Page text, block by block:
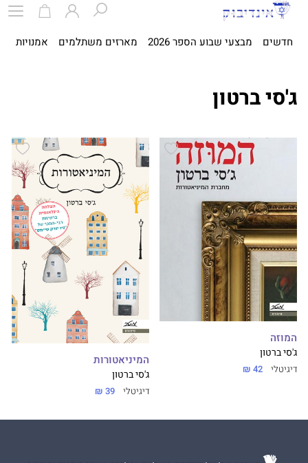
חדשים מבצעי שבוע הספר 2026 מארזים משתלמים אמנויות
ג'סי ברטון
המוזה
ג'סי ברטון
דיגיטלי 42 ₪
המיניאטורות
ג'סי ברטון
דיגיטלי 39 ₪